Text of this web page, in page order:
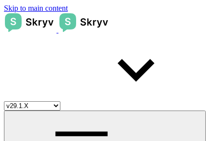
Skip to main content